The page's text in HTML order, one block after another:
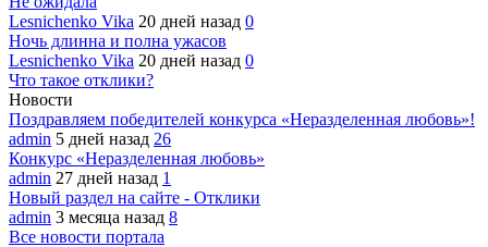
Lesnichenko Vika 20 дней назад 0
Ночь длинна и полна ужасов
Lesnichenko Vika 20 дней назад 0
Что такое отклики?
Новости
Поздравляем победителей конкурса «Неразделенная любовь»!
admin 5 дней назад 26
Конкурс «Неразделенная любовь»
admin 27 дней назад 1
Новый раздел на сайте - Отклики
admin 3 месяца назад 8
Все новости портала